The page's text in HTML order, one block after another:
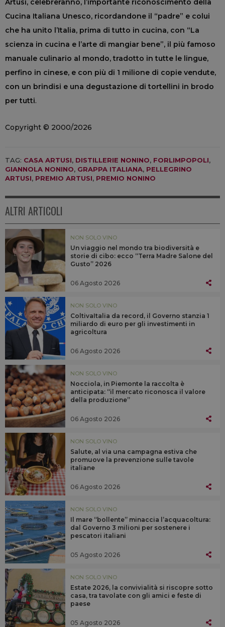
Cucina Italiana Unesco, ricordandone il “padre” e colui
che ha unito l’Italia, prima di tutto in cucina, con “La
scienza in cucina e l’arte di mangiar bene”, il più famoso
manuale culinario al mondo, tradotto in tutte le lingue,
perfino in cinese, e con più di 1 milione di copie vendute,
con un brindisi e una degustazione di tortellini in brodo
per tutti.
Copyright © 2000/2026
TAG: CASA ARTUSI, DISTILLERIE NONINO, FORLIMPOPOLI,
GIANNOLA NONINO, GRAPPA ITALIANA, PELLEGRINO
ARTUSI, PREMIO ARTUSI, PREMIO NONINO
ALTRI ARTICOLI
NON SOLO VINO
Un viaggio nel mondo tra biodiversità e
storie di cibo: ecco “Terra Madre Salone del
Gusto” 2026
06 Agosto 2026
NON SOLO VINO
ColtivaItalia da record, il Governo stanzia 1
miliardo di euro per gli investimenti in
agricoltura
06 Agosto 2026
NON SOLO VINO
Nocciola, in Piemonte la raccolta è
anticipata: “il mercato riconosca il valore
della produzione”
06 Agosto 2026
NON SOLO VINO
Salute, al via una campagna estiva che
promuove la prevenzione sulle tavole
italiane
06 Agosto 2026
NON SOLO VINO
Il mare “bollente” minaccia l’acquacoltura:
dal Governo 3 milioni per sostenere i
pescatori italiani
05 Agosto 2026
NON SOLO VINO
Estate 2026, la convivialità si riscopre sotto
casa, tra tavolate con gli amici e feste di
paese
05 Agosto 2026